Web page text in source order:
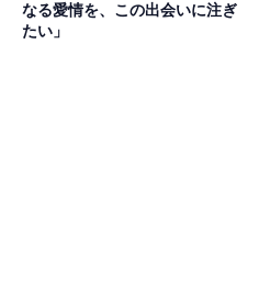
なる愛情を、この出会いに注ぎ
たい」